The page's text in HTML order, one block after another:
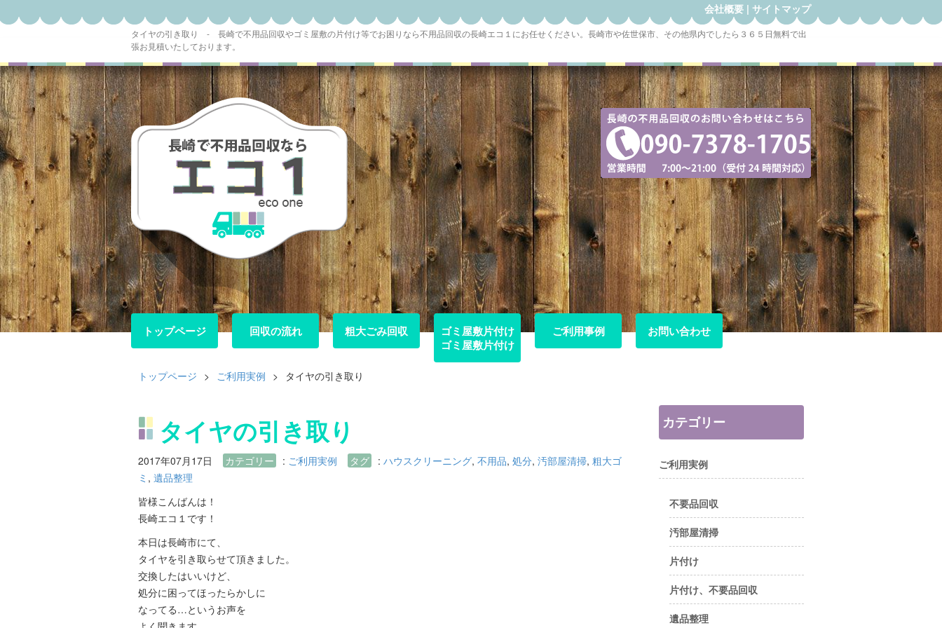
会社概要 | サイトマップ
タイヤの引き取り - 長崎で不用品回収やゴミ屋敷の片付け等でお困りなら不用品回収の長崎エコ１にお任せください。長崎市や佐世保市、その他県内でしたら３６５日無料で出
張お見積いたしております。
トップページ
トップページ 回収の流れ
回収の流れ 粗大ごみ回収
粗大ごみ回収
ゴミ屋敷片付け
ゴミ屋敷片付け
ご利用事例
ご利用事例 お問い合わせ
お問い合わせ
トップページ > ご利用実例 > タイヤの引き取り
タイヤの引き取り
2017年07月17日 カテゴリー : ご利用実例 タグ : ハウスクリーニング, 不用品, 処分, 汚部屋清掃, 粗大ゴ
ミ , 遺品整理
皆様こんばんは！
長崎エコ１です！
本日は長崎市にて、
タイヤを引き取らせて頂きました。
交換したはいいけど、
処分に困ってほったらかしに
なってる…というお声を
カテゴリー
ご利用実例
不要品回収
汚部屋清掃
片付け
片付け、不要品回収
遺品整理